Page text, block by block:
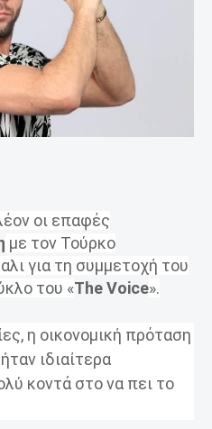
οι επαφές
με τον Τούρκο
για τη συμμετοχή του
του «The Voice».
η οικονομική πρόταση
ιδιαίτερα
κοντά στο να πει το